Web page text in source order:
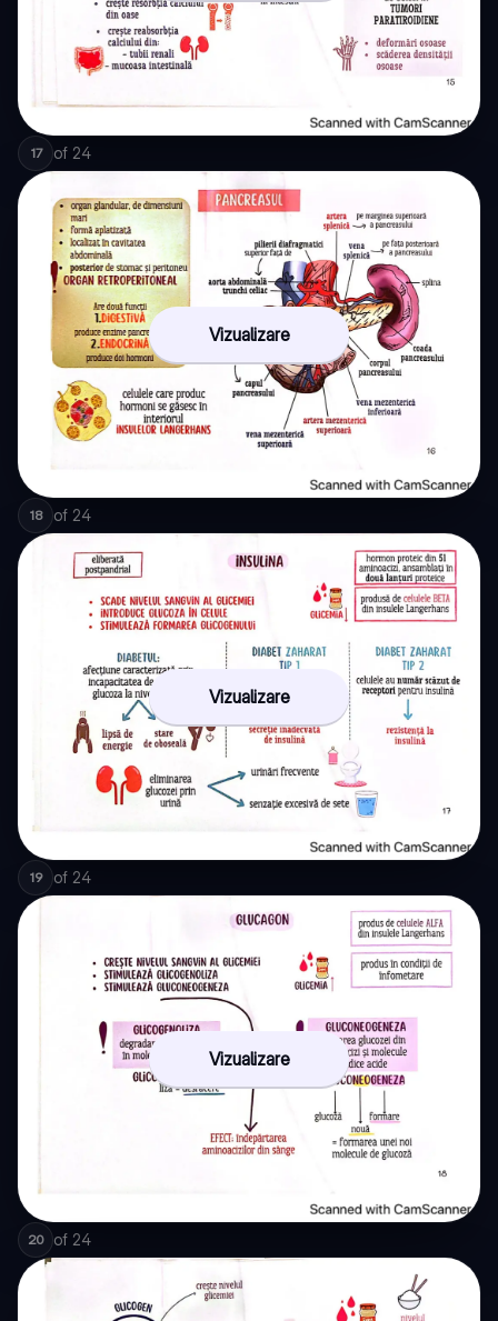
17 of 24
Vizualizare
18 of 24
Vizualizare
19 of 24
Vizualizare
20 of 24